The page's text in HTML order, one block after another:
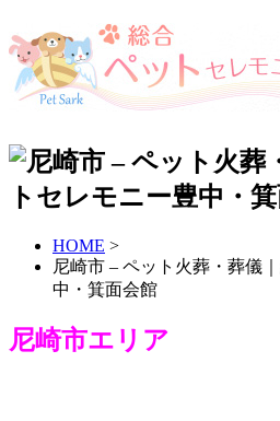
HOME >
尼崎市 – ペット火葬・葬儀
中・箕面会館
尼崎市エリア